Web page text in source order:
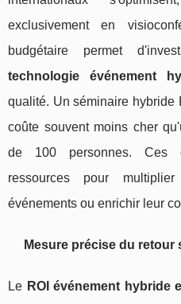
exclusivement en
budgétaire permet
technologie événement
qualité. Un séminaire hybride
coûte souvent moins cher
de 100 personnes. Ces
ressources pour
événements ou enrichir leur
Mesure précise du
Le ROI événement hybride